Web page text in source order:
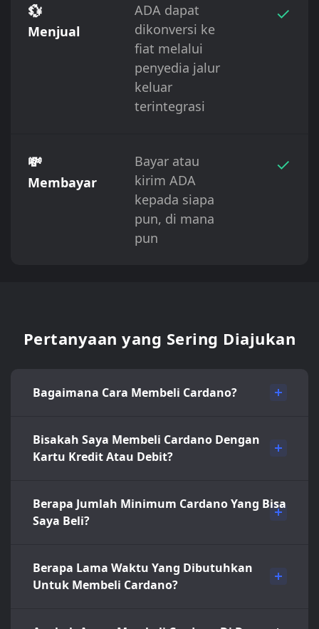
💱
Menjual
ADA dapat
dikonversi ke
fiat melalui
penyedia jalur
keluar
terintegrasi
✓
💸
Membayar
Bayar atau
kirim ADA
kepada siapa
pun, di mana
pun
✓
Pertanyaan yang Sering Diajukan
Bagaimana Cara Membeli Cardano?
Bisakah Saya Membeli Cardano Dengan
Kartu Kredit Atau Debit?
Berapa Jumlah Minimum Cardano Yang Bisa
Saya Beli?
Berapa Lama Waktu Yang Dibutuhkan
Untuk Membeli Cardano?